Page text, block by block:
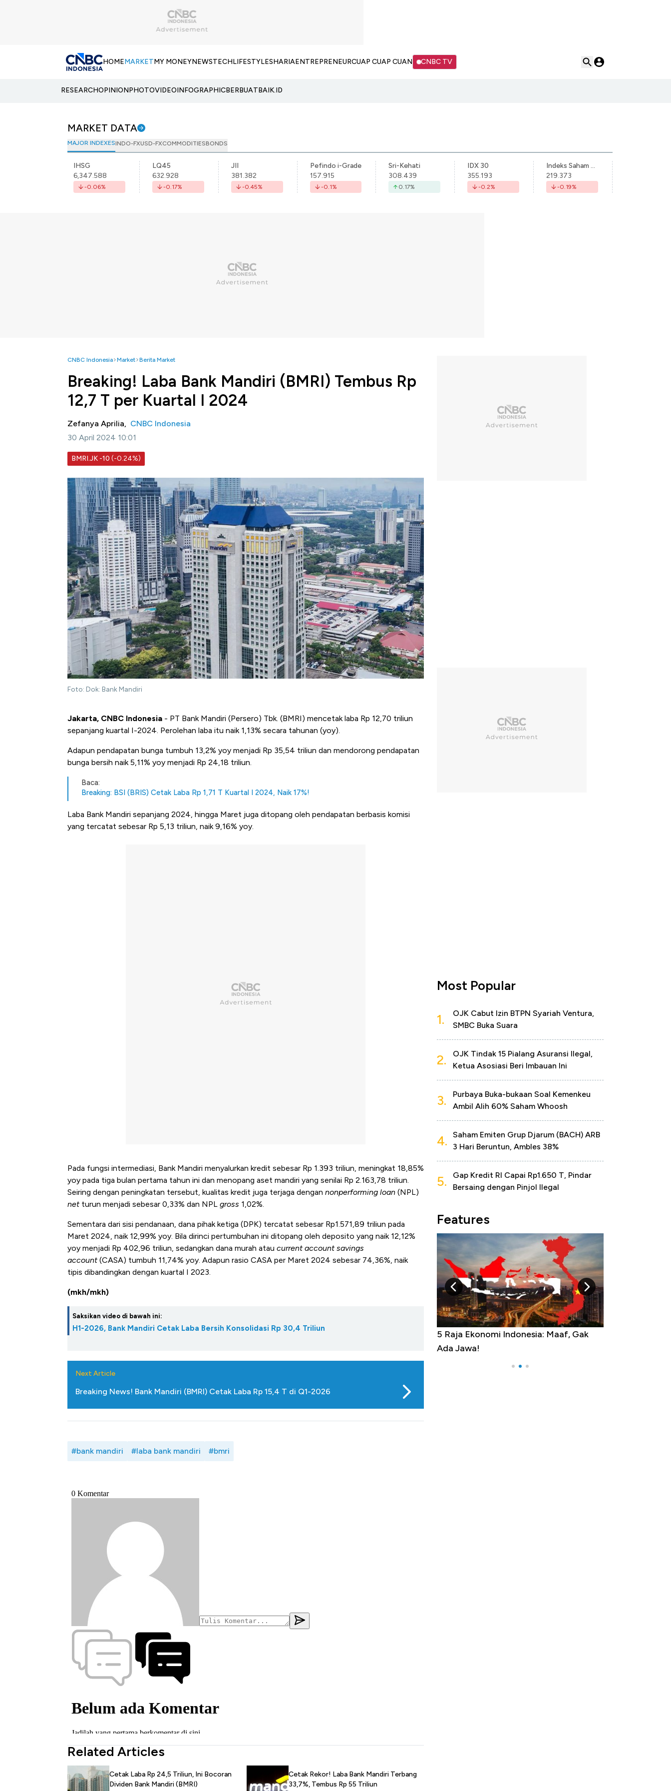
HOMEMARKETMY MONEYNEWSTECHLIFESTYLESHARIAENTREPRENEURCUAP CUAP CUAN CNBC TV
RESEARCHOPINIONPHOTOVIDEOINFOGRAPHICBERBUATBAIK.ID
MARKET DATA
MAJOR INDEXESINDO-FXUSD-FXCOMMODITIESBONDS
IHSG
6,347.588
-0.06%
LQ45
632.928
-0.17%
JII
381.382
-0.45%
Pefindo i-Grade
157.915
-0.1%
Sri-Kehati
308.439
0.17%
IDX 30
355.193
-0.2%
Indeks Saham Syariah Indonesia
219.373
-0.19%
CNBC Indonesia Market Berita Market
Breaking! Laba Bank Mandiri (BMRI) Tembus Rp
12,7 T per Kuartal I 2024
Zefanya Aprilia, CNBC Indonesia
30 April 2024 10:01
BMRI.JK -10 (-0.24%)
Foto: Dok: Bank Mandiri
Jakarta, CNBC Indonesia - PT Bank Mandiri (Persero) Tbk. (BMRI) mencetak laba Rp 12,70 triliun
sepanjang kuartal I-2024. Perolehan laba itu naik 1,13% secara tahunan (yoy).
Adapun pendapatan bunga tumbuh 13,2% yoy menjadi Rp 35,54 triliun dan mendorong pendapatan
bunga bersih naik 5,11% yoy menjadi Rp 24,18 triliun.
Baca:
Breaking: BSI (BRIS) Cetak Laba Rp 1,71 T Kuartal I 2024, Naik 17%!
Laba Bank Mandiri sepanjang 2024, hingga Maret juga ditopang oleh pendapatan berbasis komisi
yang tercatat sebesar Rp 5,13 triliun, naik 9,16% yoy.
Pada fungsi intermediasi, Bank Mandiri menyalurkan kredit sebesar Rp 1.393 triliun, meningkat 18,85%
yoy pada tiga bulan pertama tahun ini dan menopang aset mandiri yang senilai Rp 2.163,78 triliun.
Seiring dengan peningkatan tersebut, kualitas kredit juga terjaga dengan nonperforming loan (NPL)
netturun menjadi sebesar 0,33% dan NPL gross 1,02%.
Sementara dari sisi pendanaan, dana pihak ketiga (DPK) tercatat sebesar Rp1.571,89 triliun pada
Maret 2024, naik 12,99% yoy. Bila dirinci pertumbuhan ini ditopang oleh deposito yang naik 12,12%
yoy menjadi Rp 402,96 triliun, sedangkan dana murah atau current account savings
account(CASA) tumbuh 11,74% yoy. Adapun rasio CASA per Maret 2024 sebesar 74,36%, naik
tipis dibandingkan dengan kuartal I 2023.
(mkh/mkh)
Saksikan video di bawah ini:
H1-2026, Bank Mandiri Cetak Laba Bersih Konsolidasi Rp 30,4 Triliun
Next Article
Breaking News! Bank Mandiri (BMRI) Cetak Laba Rp 15,4 T di Q1-2026
#bank mandiri #laba bank mandiri #bmri
Related Articles
Cetak Laba Rp 24,5 Triliun, Ini Bocoran
Dividen Bank Mandiri (BMRI)
Cetak Rekor! Laba Bank Mandiri Terbang
33,7%, Tembus Rp 55 Triliun
Most Popular
1.
OJK Cabut Izin BTPN Syariah Ventura,
SMBC Buka Suara
2.
OJK Tindak 15 Pialang Asuransi Ilegal,
Ketua Asosiasi Beri Imbauan Ini
3.
Purbaya Buka-bukaan Soal Kemenkeu
Ambil Alih 60% Saham Whoosh
4.
Saham Emiten Grup Djarum (BACH) ARB
3 Hari Beruntun, Ambles 38%
5.
Gap Kredit RI Capai Rp1.650 T, Pindar
Bersaing dengan Pinjol Ilegal
Features
Bangkit dari Kubur! Bisnis Furniture &
5 Raja Ekonomi Indonesia: Maaf, Gak
Ada Jawa!